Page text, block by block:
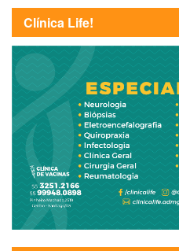
Clínica Life!